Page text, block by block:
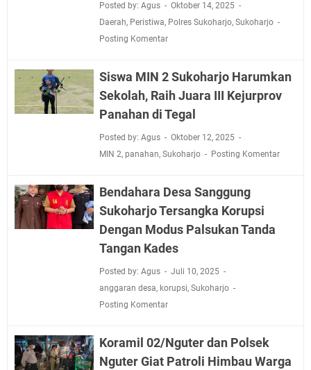
Posted by: Agus
Oktober 14, 2025
Daerah, Peristiwa, Polres Sukoharjo, Sukoharjo
Posting Komentar
Siswa MIN 2 Sukoharjo Harumkan
Sekolah, Raih Juara III Kejurprov
Panahan di Tegal
Posted by: Agus
Oktober 12, 2025
MIN 2, panahan, Sukoharjo Posting Komentar
Bendahara Desa Sanggung
Sukoharjo Tersangka Korupsi
Dengan Modus Palsukan Tanda
Tangan Kades
Posted by: Agus
Juli 10, 2025
anggaran desa, korupsi, Sukoharjo
Posting Komentar
Koramil 02/Nguter dan Polsek
Nguter Giat Patroli Himbau Warga